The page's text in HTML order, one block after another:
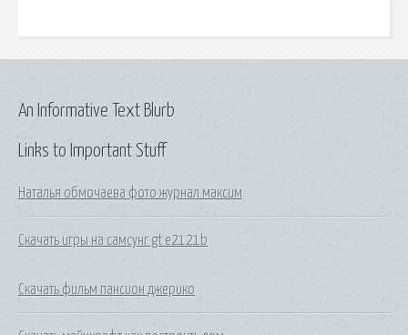
Links to Important Stuff
Наталья обмочаева фото журнал максим
Скачать игры на самсунг gt e2121b
Скачать фильм пансион джерико
An Informative Text Blurb